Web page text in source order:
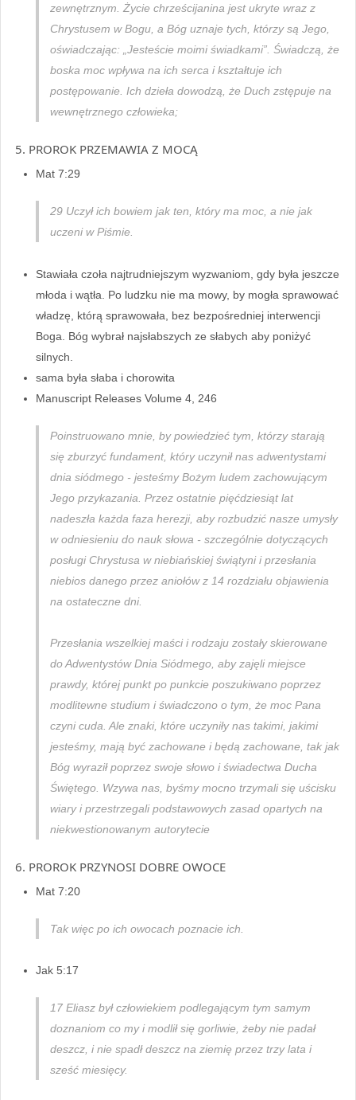
zewnętrznym. Życie chrześcijanina jest ukryte wraz z
Chrystusem w Bogu, a Bóg uznaje tych, którzy są Jego,
oświadczając: „Jesteście moimi świadkami”. Świadczą, że
boska moc wpływa na ich serca i kształtuje ich
postępowanie. Ich dzieła dowodzą, że Duch zstępuje na
wewnętrznego człowieka;
5. PROROK PRZEMAWIA Z MOCĄ
Mat 7:29
29 Uczył ich bowiem jak ten, który ma moc, a nie jak
uczeni w Piśmie.
Stawiała czoła najtrudniejszym wyzwaniom, gdy była jeszcze
młoda i wątła. Po ludzku nie ma mowy, by mogła sprawować
władzę, którą sprawowała, bez bezpośredniej interwencji
Boga. Bóg wybrał najsłabszych ze słabych aby poniżyć
silnych.
sama była słaba i chorowita
Manuscript Releases Volume 4, 246
Poinstruowano mnie, by powiedzieć tym, którzy starają
się zburzyć fundament, który uczynił nas adwentystami
dnia siódmego - jesteśmy Bożym ludem zachowującym
Jego przykazania. Przez ostatnie pięćdziesiąt lat
nadeszła każda faza herezji, aby rozbudzić nasze umysły
w odniesieniu do nauk słowa - szczególnie dotyczących
posługi Chrystusa w niebiańskiej świątyni i przesłania
niebios danego przez aniołów z 14 rozdziału objawienia
na ostateczne dni.
Przesłania wszelkiej maści i rodzaju zostały skierowane
do Adwentystów Dnia Siódmego, aby zajęli miejsce
prawdy, której punkt po punkcie poszukiwano poprzez
modlitewne studium i świadczono o tym, że moc Pana
czyni cuda. Ale znaki, które uczyniły nas takimi, jakimi
jesteśmy, mają być zachowane i będą zachowane, tak jak
Bóg wyraził poprzez swoje słowo i świadectwa Ducha
Świętego. Wzywa nas, byśmy mocno trzymali się uścisku
wiary i przestrzegali podstawowych zasad opartych na
niekwestionowanym autorytecie
6. PROROK PRZYNOSI DOBRE OWOCE
Mat 7:20
Tak więc po ich owocach poznacie ich.
Jak 5:17
17 Eliasz był człowiekiem podlegającym tym samym
doznaniom co my i modlił się gorliwie, żeby nie padał
deszcz, i nie spadł deszcz na ziemię przez trzy lata i
sześć miesięcy.